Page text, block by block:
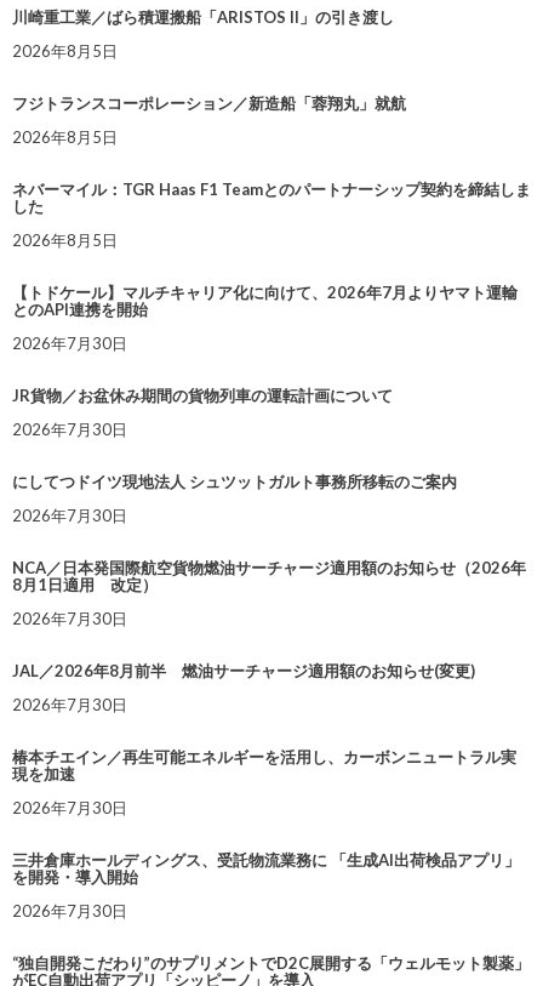
川崎重工業／ばら積運搬船「ARISTOS II」の引き渡し
2026年8月5日
フジトランスコーポレーション／新造船「蓉翔丸」就航
2026年8月5日
ネバーマイル：TGR Haas F1 Teamとのパートナーシップ契約を締結しま
した
2026年8月5日
【トドケール】マルチキャリア化に向けて、2026年7月よりヤマト運輸
とのAPI連携を開始
2026年7月30日
JR貨物／お盆休み期間の貨物列車の運転計画について
2026年7月30日
にしてつドイツ現地法人 シュツットガルト事務所移転のご案内
2026年7月30日
NCA／日本発国際航空貨物燃油サーチャージ適用額のお知らせ（2026年
8月1日適用 改定）
2026年7月30日
JAL／2026年8月前半 燃油サーチャージ適用額のお知らせ(変更)
2026年7月30日
椿本チエイン／再生可能エネルギーを活用し、カーボンニュートラル実
現を加速
2026年7月30日
三井倉庫ホールディングス、受託物流業務に 「生成AI出荷検品アプリ」
を開発・導入開始
2026年7月30日
“独自開発こだわり”のサプリメントでD2C展開する「ウェルモット製薬」
がEC自動出荷アプリ「シッピーノ」を導入